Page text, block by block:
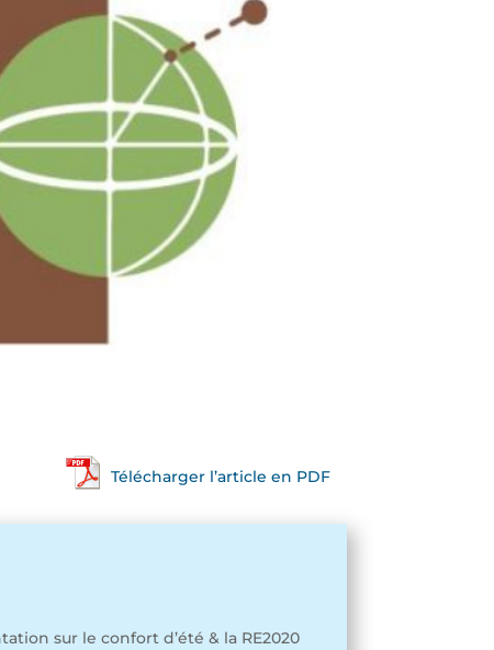
Télécharger l’article en PDF
sur le confort d’été & la RE2020